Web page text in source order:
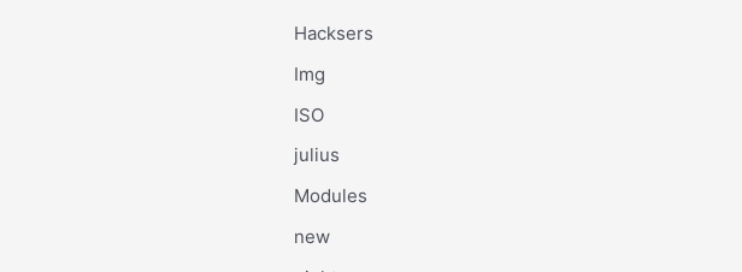
Hacksers
Img
ISO
julius
Modules
new